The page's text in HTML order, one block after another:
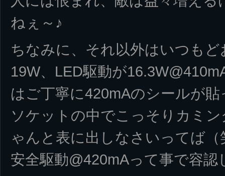
ねぇ～♪
ちなみに、それ以外はいつも
19W、LED駆動が
はご丁寧に420mAのシールが
ソケットの中でこっそりカミ
ゃんと表に出しなさいってば
安全駆動@420mAって事で容認